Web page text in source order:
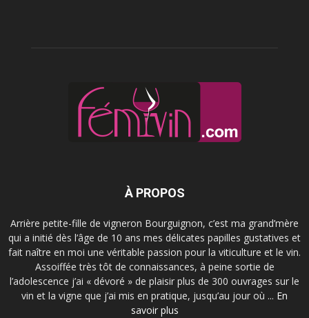
À PROPOS
Arrière petite-fille de vigneron Bourguignon, c’est ma grand’mère
qui a initié dès l’âge de 10 ans mes délicates papilles gustatives et
fait naître en moi une véritable passion pour la viticulture et le vin.
Assoiffée très tôt de connaissances, à peine sortie de
l’adolescence j’ai « dévoré » de plaisir plus de 300 ouvrages sur le
vin et la vigne que j’ai mis en pratique, jusqu’au jour où ... En
savoir plus